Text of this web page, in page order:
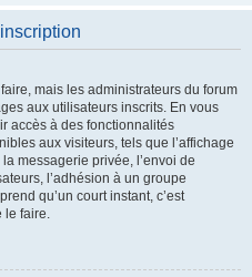
mais les administrateurs du forum
aux utilisateurs inscrits. En vous
accès à des fonctionnalités
aux visiteurs, tels que l’affichage
messagerie privée, l’envoi de
l’adhésion à un groupe
qu’un court instant, c’est
le faire.